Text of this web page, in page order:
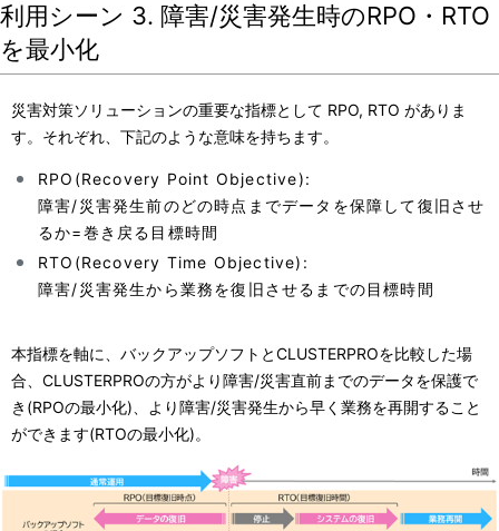
利用シーン 3. 障害/災害発生時のRPO・RTO
を最小化
災害対策ソリューションの重要な指標として RPO, RTO がありま
す。それぞれ、下記のような意味を持ちます。
RPO(Recovery Point Objective):
障害/災害発生前のどの時点までデータを保障して復旧させ
るか=巻き戻る目標時間
RTO(Recovery Time Objective):
障害/災害発生から業務を復旧させるまでの目標時間
本指標を軸に、バックアップソフトとCLUSTERPROを比較した場
合、CLUSTERPROの方がより障害/災害直前までのデータを保護で
き(RPOの最小化)、より障害/災害発生から早く業務を再開すること
ができます(RTOの最小化)。